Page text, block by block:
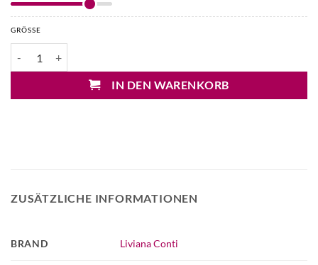
GRÖSSE
IN DEN WARENKORB
ZUSÄTZLICHE INFORMATIONEN
BRAND Liviana Conti